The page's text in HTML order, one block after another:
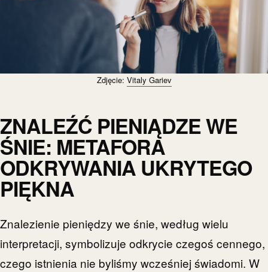
Zdjęcie: Vitaly Gariev
ZNALEŹĆ PIENIĄDZE WE
ŚNIE: METAFORA
ODKRYWANIA UKRYTEGO
PIĘKNA
Znalezienie pieniędzy we śnie, według wielu
interpretacji, symbolizuje odkrycie czegoś cennego,
czego istnienia nie byliśmy wcześniej świadomi. W